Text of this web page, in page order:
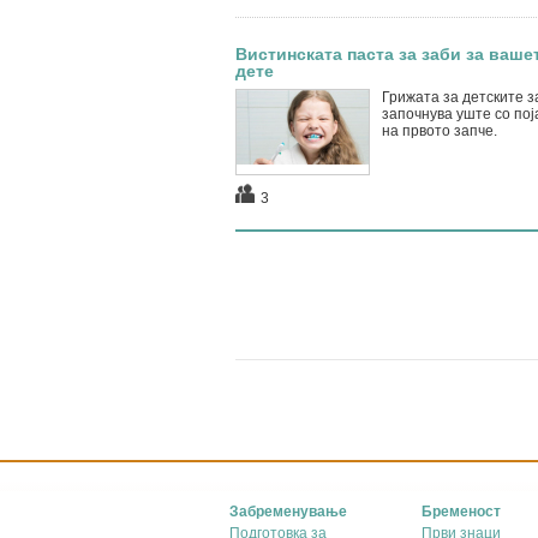
Вистинската паста за заби за
дете
Грижата за детските
започнува уште со
на првото запче.
3
Забременување
Подготовка за
Бременост
Први знаци